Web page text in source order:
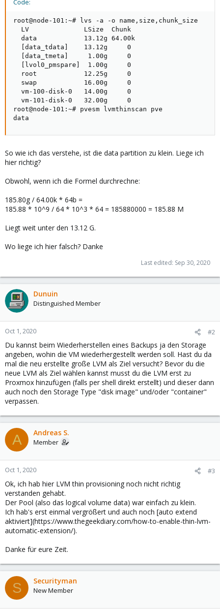
Code:
root@node-101:~# lvs -a -o name,size,chunk_size
  LV              LSize  Chunk
  data            13.12g 64.00k
  [data_tdata]    13.12g     0
  [data_tmeta]     1.00g     0
  [lvol0_pmspare]  1.00g     0
  root            12.25g     0
  swap            16.00g     0
  vm-100-disk-0   14.00g     0
  vm-101-disk-0   32.00g     0
root@node-101:~# pvesm lvmthinscan pve
data
So wie ich das verstehe, ist die data partition zu klein. Liege ich
hier richtig?
Obwohl, wenn ich die Formel durchrechne:
185.80g / 64.00k * 64b =
185.88 * 10^9 / 64 * 10^3 * 64 = 185880000 = 185.88 M
Liegt weit unter den 13.12 G.
Wo liege ich hier falsch? Danke
Last edited: Sep 30, 2020
Dunuin
Distinguished Member
Oct 1, 2020 #2
Du kannst beim Wiederherstellen eines Backups ja den Storage
angeben, wohin die VM wiederhergestellt werden soll. Hast du da
mal die neu erstellte große LVM als Ziel versucht? Bevor du die
neue LVM als Ziel wählen kannst musst du die LVM erst zu
Proxmox hinzufügen (falls per shell direkt erstellt) und dieser dann
auch noch den Storage Type "disk image" und/oder "container"
verpassen.
A Andreas S.
Member
Oct 1, 2020 #3
Ok, ich hab hier LVM thin provisioning noch nicht richtig
verstanden gehabt.
Der Pool (also das logical volume data) war einfach zu klein.
Ich hab's erst einmal vergrößert und auch noch [auto extend
aktiviert](https://www.thegeekdiary.com/how-to-enable-thin-lvm-
automatic-extension/).
Danke für eure Zeit.
S Securityman
New Member